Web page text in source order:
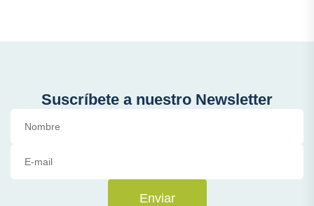
Suscríbete a nuestro Newsletter
Enviar